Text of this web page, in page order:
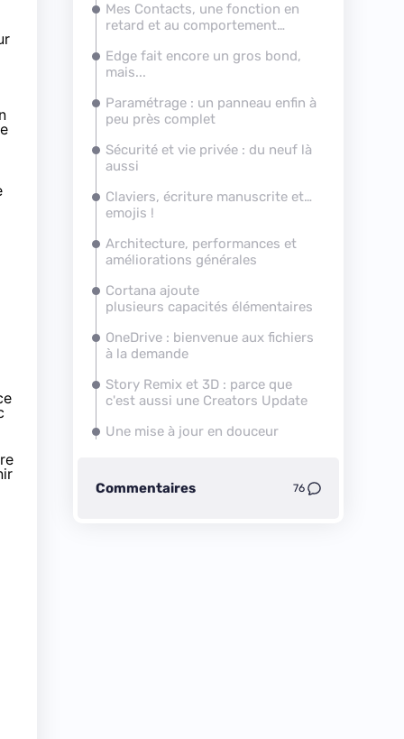
Mes Contacts, une fonction en
retard et au comportement
Edge fait encore un gros bond,
mais...
Paramétrage : un panneau enfin à
peu près complet
Sécurité et vie privée : du neuf là
aussi
Claviers, écriture manuscrite et…
emojis !
Architecture, performances et
améliorations générales
Cortana ajoute
plusieurs capacités élémentaires
OneDrive : bienvenue aux fichiers
à la demande
Story Remix et 3D : parce que
c'est aussi une Creators Update
Une mise à jour en douceur
Commentaires 76